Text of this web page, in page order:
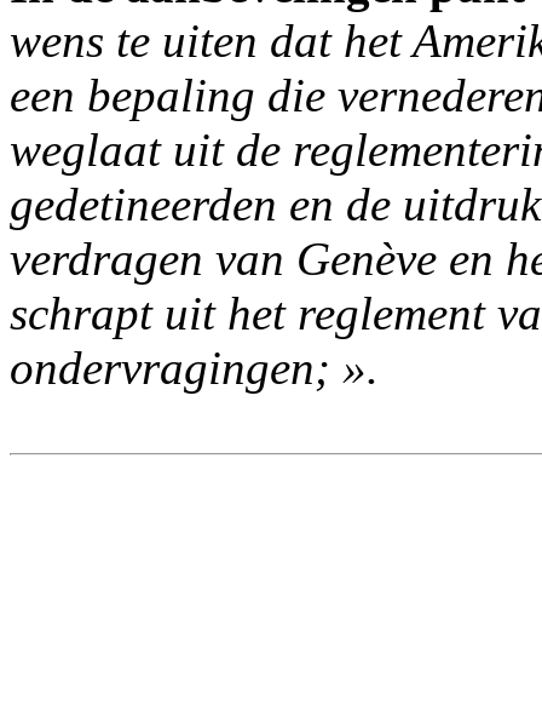
wens te uiten dat het
een bepaling die
weglaat uit de
gedetineerden en de
verdragen van Genève en
schrapt uit het reglement
ondervragingen; ».